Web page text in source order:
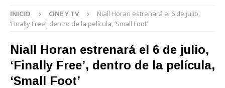
INICIO CINE Y TV
Niall Horan estrenará el 6 de julio,
‘Finally Free’, dentro de la película, ‘Small Foot’
Niall Horan estrenará el 6 de julio,
‘Finally Free’, dentro de la película,
‘Small Foot’